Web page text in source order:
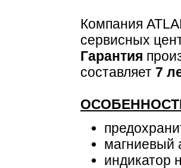
Компания
сервисных
Гарантия
составляет 7
магниевый
индикатор